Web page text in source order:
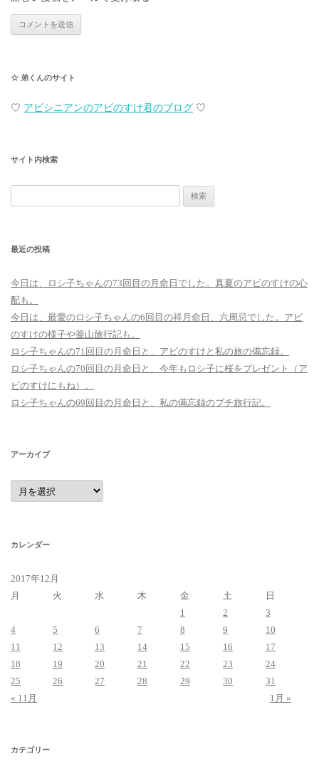
☆ 弟くんのサイト
♡ アビシニアンのアビのすけ君のブログ ♡
サイト内検索
索:
最近の投稿
今日は、ロシ子ちゃんの73回目の月命日でした。真夏のアビのすけの心
配も。
今日は、最愛のロシ子ちゃんの6回目の祥月命日、六周忌でした。アビ
のすけの様子や釜山旅行記も。
ロシ子ちゃんの71回目の月命日と、アビのすけと私の旅の備忘録。
ロシ子ちゃんの70回目の月命日と、今年もロシ子に桜をプレゼント（ア
ビのすけにもね）。
ロシ子ちゃんの69回目の月命日と、私の備忘録のプチ旅行記。
アーカイブ
ア
ー
カ
カレンダー
2017年12月
月
火 水 木 金 土
日
1
2
3
4
5 6 7 8 9
10
11
12 13 14 15 16
17
18
19 20 21 22 23
24
25
26 27 28 29 30
31
« 11月
1月 »
カテゴリー